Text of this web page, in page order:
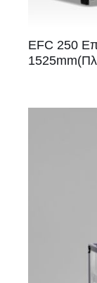
EFC 250